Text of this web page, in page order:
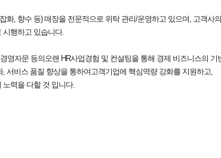
화, 향수 등) 매장을 전문적으로 위탁 관리/운영하고 있으며, 고객사
시행하고 있습니다.
영자문 등의오랜 HR사업경험 및 컨설팅을 통해 경제 비즈니스의 기
서비스 품질 향상을 통하여고객기업에 핵심역량 강화를 지원하고,
력을 다할 것 입니다.